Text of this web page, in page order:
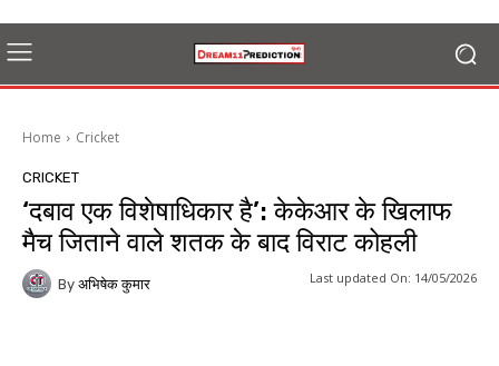
Home Cricket
CRICKET
‘दबाव एक विशेषाधिकार है’: केकेआर के खिलाफ
मैच जिताने वाले शतक के बाद विराट कोहली
By अभिषेक कुमार Last updated On: 14/05/2026